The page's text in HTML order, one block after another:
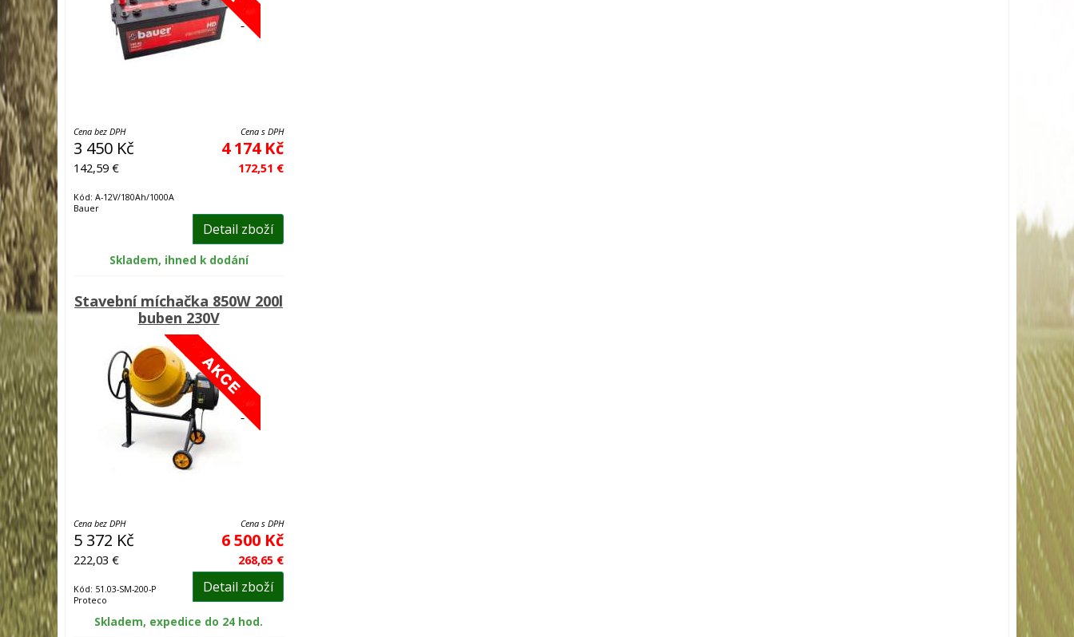
Cena bez DPH
3 450 Kč
142,59 €
Cena s DPH
4 174 Kč
172,51 €
Kód: A-12V/180Ah/1000A
Bauer
Detail zboží
Skladem, ihned k dodání
Stavební míchačka 850W 200l
buben 230V
Cena bez DPH
5 372 Kč
222,03 €
Cena s DPH
6 500 Kč
268,65 €
Kód: 51.03-SM-200-P
Proteco
Detail zboží
Skladem, expedice do 24 hod.